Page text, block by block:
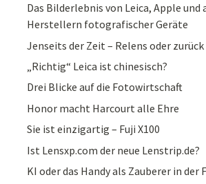
Das Bilderlebnis von Leica, Apple und
Herstellern fotografischer Geräte
Jenseits der Zeit – Relens oder
„Richtig“ Leica ist chinesisch?
Drei Blicke auf die Fotowirtschaft
Honor macht Harcourt alle Ehre
Sie ist einzigartig – Fuji X100
Ist Lensxp.com der neue Lenstrip.de?
KI oder das Handy als Zauberer in der